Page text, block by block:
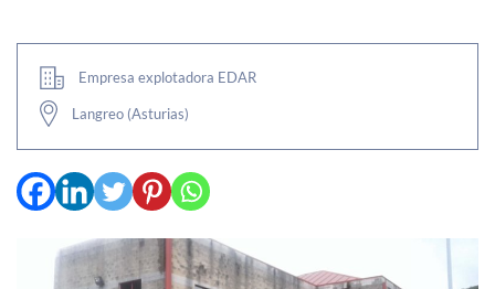
Empresa explotadora EDAR
Langreo (Asturias)